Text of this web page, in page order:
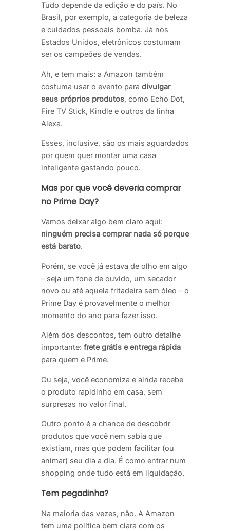
Tudo depende da edição e do país. No
Brasil, por exemplo, a categoria de beleza
e cuidados pessoais bomba. Já nos
Estados Unidos, eletrônicos costumam
ser os campeões de vendas.
Ah, e tem mais: a Amazon também
costuma usar o evento para divulgar
seus próprios produtos, como Echo Dot,
Fire TV Stick, Kindle e outros da linha
Alexa.
Esses, inclusive, são os mais aguardados
por quem quer montar uma casa
inteligente gastando pouco.
Mas por que você deveria comprar
no Prime Day?
Vamos deixar algo bem claro aqui:
ninguém precisa comprar nada só porque
está barato.
Porém, se você já estava de olho em algo
– seja um fone de ouvido, um secador
novo ou até aquela fritadeira sem óleo – o
Prime Day é provavelmente o melhor
momento do ano para fazer isso.
Além dos descontos, tem outro detalhe
importante: frete grátis e entrega rápida
para quem é Prime.
Ou seja, você economiza e ainda recebe
o produto rapidinho em casa, sem
surpresas no valor final.
Outro ponto é a chance de descobrir
produtos que você nem sabia que
existiam, mas que podem facilitar (ou
animar) seu dia a dia. É como entrar num
shopping onde tudo está em liquidação.
Tem pegadinha?
Na maioria das vezes, não. A Amazon
tem uma política bem clara com os